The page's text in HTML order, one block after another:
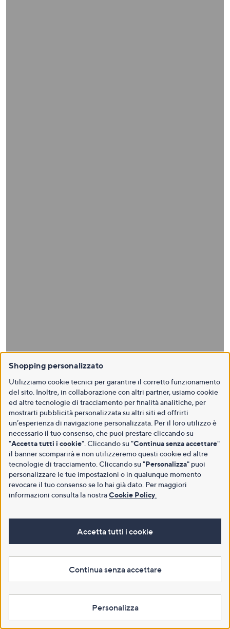
Shopping personalizzato
Utilizziamo cookie tecnici per garantire il corretto funzionamento
del sito. Inoltre, in collaborazione con altri partner, usiamo cookie
ed altre tecnologie di tracciamento per finalità analitiche, per
mostrarti pubblicità personalizzata su altri siti ed offrirti
un’esperienza di navigazione personalizzata. Per il loro utilizzo è
necessario il tuo consenso, che puoi prestare cliccando su
"Accetta tutti i cookie". Cliccando su "Continua senza accettare"
il banner scomparirà e non utilizzeremo questi cookie ed altre
tecnologie di tracciamento. Cliccando su "Personalizza" puoi
personalizzare le tue impostazioni o in qualunque momento
revocare il tuo consenso se lo hai già dato. Per maggiori
informazioni consulta la nostraCookie Policy
Accetta tutti i cookie
Continua senza accettare
Personalizza